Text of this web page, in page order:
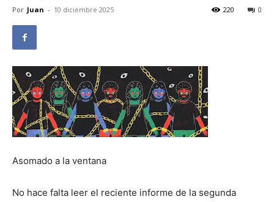
Por Juan - 10 diciembre 2025 0
220
Asomado a la ventana
No hace falta leer el reciente informe de la segunda